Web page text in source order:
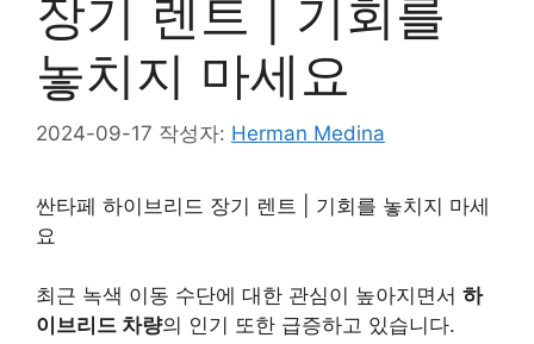
장기 렌트 | 기회를
놓치지 마세요
2024-09-17 작성자: Herman Medina
싼타페 하이브리드 장기 렌트 | 기회를 놓치지 마세
요
최근 녹색 이동 수단에 대한 관심이 높아지면서 하
이브리드 차량의 인기 또한 급증하고 있습니다.